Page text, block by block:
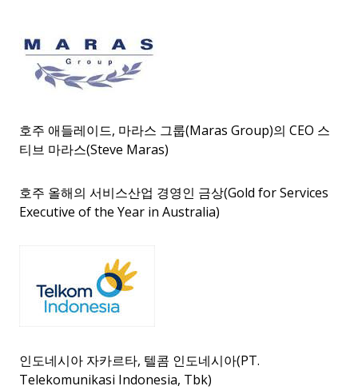
호주 애들레이드, 마라스 그룹(Maras Group)의 CEO 스
티브 마라스(Steve Maras)
호주 올해의 서비스산업 경영인 금상(Gold for Services
Executive of the Year in Australia)
인도네시아 자카르타, 텔콤 인도네시아(PT.
Telekomunikasi Indonesia, Tbk)